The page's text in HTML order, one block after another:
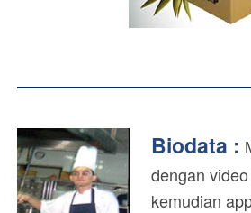
Biodata :
dengan
kemudian